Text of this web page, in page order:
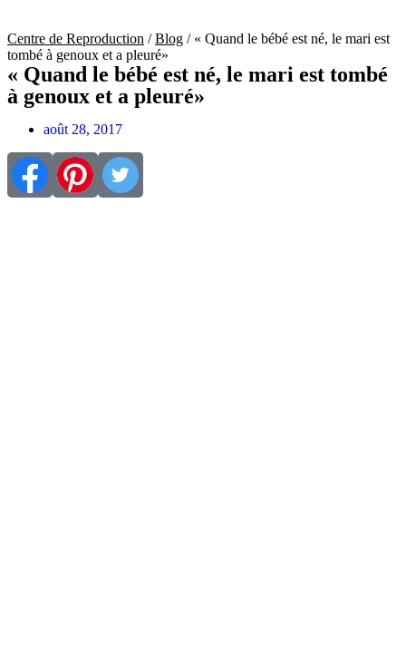
Centre de Reproduction /Blog / « Quand le bébé est né, le mari est
tombé à genoux et a pleuré»
« Quand le bébé est né, le mari est tombé
à genoux et a pleuré»
août 28, 2017